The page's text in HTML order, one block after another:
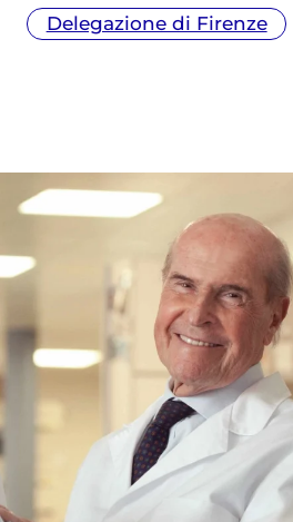
Delegazione di Firenze